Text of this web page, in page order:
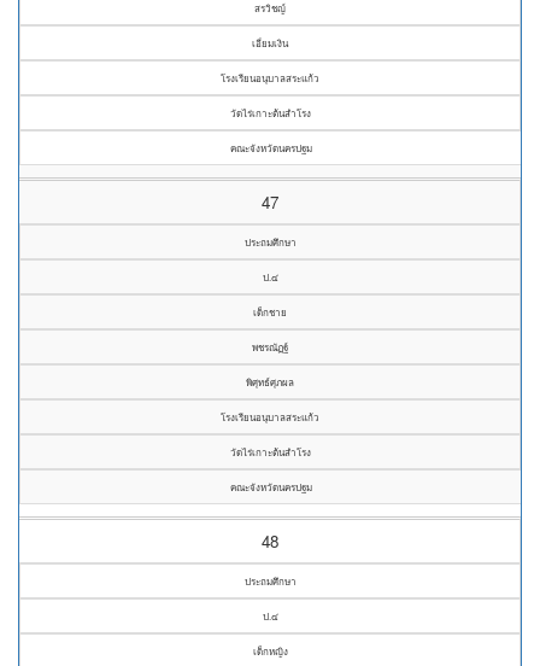
สรวิชญ์
เอี่ยมเงิน
โรงเรียนอนุบาลสระแก้ว
วัดไร่เกาะต้นสำโรง
คณะจังหวัดนครปฐม
47
ประถมศึกษา
ป.๔
เด็กชาย
พชรณัฏฐ์
พิศุทธ์ศุภผล
โรงเรียนอนุบาลสระแก้ว
วัดไร่เกาะต้นสำโรง
คณะจังหวัดนครปฐม
48
ประถมศึกษา
ป.๔
เด็กหญิง